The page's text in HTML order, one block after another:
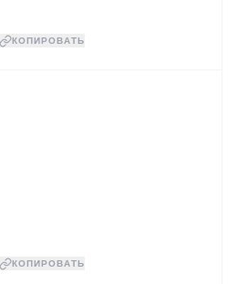
КОПИРОВАТЬ
КОПИРОВАТЬ